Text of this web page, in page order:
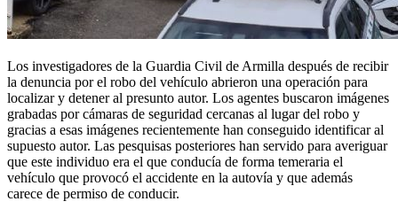
Los investigadores de la Guardia Civil de Armilla después de recibir
la denuncia por el robo del vehículo abrieron una operación para
localizar y detener al presunto autor. Los agentes buscaron imágenes
grabadas por cámaras de seguridad cercanas al lugar del robo y
gracias a esas imágenes recientemente han conseguido identificar al
supuesto autor. Las pesquisas posteriores han servido para averiguar
que este individuo era el que conducía de forma temeraria el
vehículo que provocó el accidente en la autovía y que además
carece de permiso de conducir.